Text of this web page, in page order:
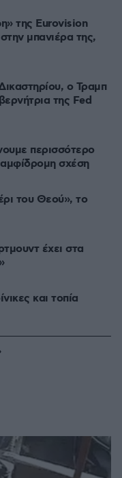
της Eurovision
μπανιέρα της,
ο Τραμπ
της Fed
περισσότερο
αμφίδρομη σχέση
του Θεού», το
έχει στα
και τοπία